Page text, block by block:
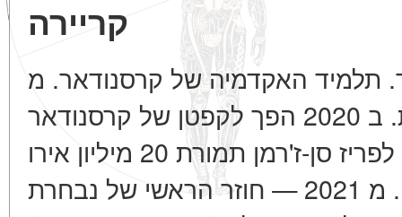
קריירה
תלמיד האקדמיה של קרסנודאר. מ
2017 משחק בקבוצה הבוגרת. ב 2020 הפך לקפטן של קרסנודאר
(בגיל 21!). ב 2023 עבר לפריז סן-ז'רמן תמורת 20 מיליון אירו
(החוזר היקר ביותר מרוסיה). מ 2021 — חוזר הראשי של נבחרת